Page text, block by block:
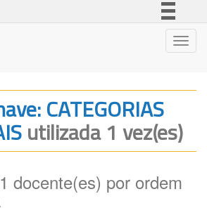
Legislação
Canais
CATEGORIAS
utilizada 1 vez(es)
docente(es) por ordem